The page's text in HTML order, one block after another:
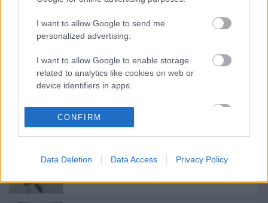
I want to allow Google to send me
personalized advertising.
I want to allow Google to enable storage
related to analytics like cookies on web or
device identifiers in apps.
I want to allow Google to enable storage
related to functionality of the website or app.
related to personalization.
I want to allow Google to enable storage
CONFIRM
Data Deletion Data Access Privacy Policy
Ajánlott bejegyzések:
Indul az e-Trafó online programsorozat
Ősszel érkezik az Infinite Dance Festival